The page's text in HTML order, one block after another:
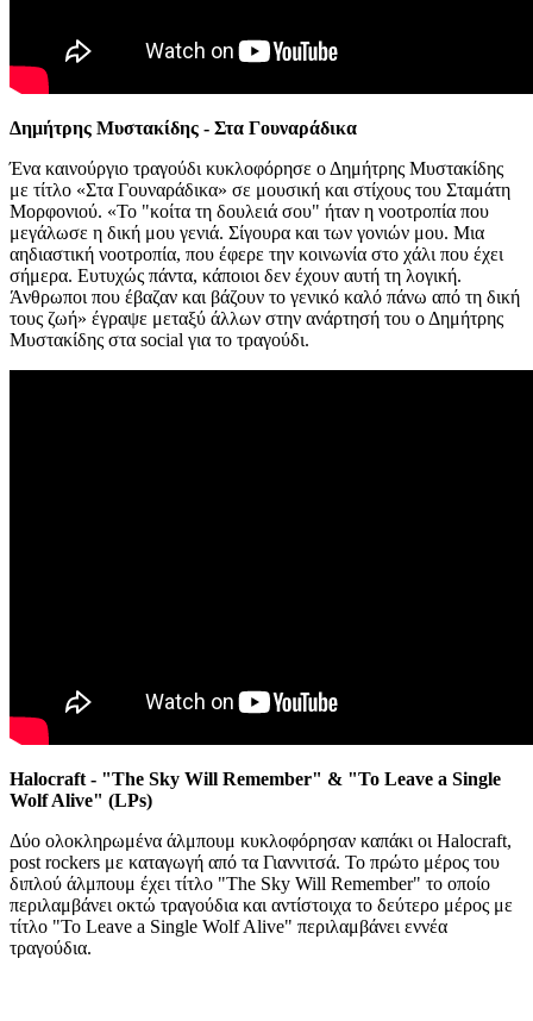
Δημήτρης Μυστακίδης - Στα Γουναράδικα
Ένα καινούργιο τραγούδι κυκλοφόρησε ο Δημήτρης Μυστακίδης
με τίτλο «Στα Γουναράδικα» σε μουσική και στίχους του Σταμάτη
Μορφονιού. «Το "κοίτα τη δουλειά σου" ήταν η νοοτροπία που
μεγάλωσε η δική μου γενιά. Σίγουρα και των γονιών μου. Μια
αηδιαστική νοοτροπία, που έφερε την κοινωνία στο χάλι που έχει
σήμερα. Ευτυχώς πάντα, κάποιοι δεν έχουν αυτή τη λογική.
Άνθρωποι που έβαζαν και βάζουν το γενικό καλό πάνω από τη δική
τους ζωή» έγραψε μεταξύ άλλων στην ανάρτησή του ο Δημήτρης
Μυστακίδης στα social για το τραγούδι.
Halocraft - "The Sky Will Remember" & "To Leave a Single
Wolf Alive" (LPs)
Δύο ολοκληρωμένα άλμπουμ κυκλοφόρησαν καπάκι οι Halocraft,
post rockers με καταγωγή από τα Γιαννιτσά. Το πρώτο μέρος του
διπλού άλμπουμ έχει τίτλο "The Sky Will Remember" το οποίο
περιλαμβάνει οκτώ τραγούδια και αντίστοιχα το δεύτερο μέρος με
τίτλο "To Leave a Single Wolf Alive" περιλαμβάνει εννέα
τραγούδια.